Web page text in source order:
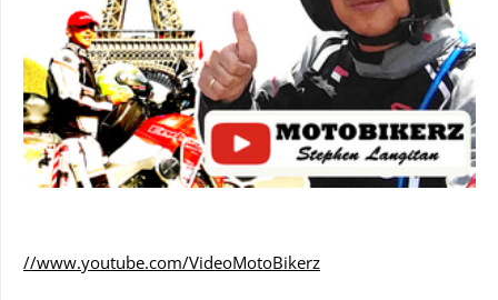
//www.youtube.com/VideoMotoBikerz